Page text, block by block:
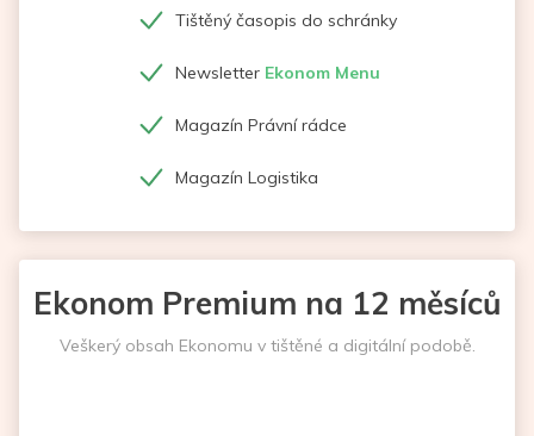
Tištěný časopis do schránky
Newsletter Ekonom Menu
Magazín Právní rádce
Magazín Logistika
Ekonom Premium na 12 měsíců
Veškerý obsah Ekonomu v tištěné a digitální podobě.